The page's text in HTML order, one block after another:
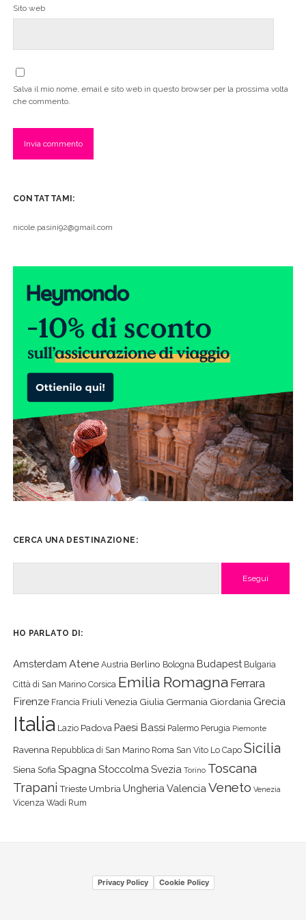
Sito web
Salva il mio nome, email e sito web in questo browser per la prossima volta
che commento.
CONTATTAMI:
nicole.pasini92@gmail.com
CERCA UNA DESTINAZIONE:
HO PARLATO DI:
Amsterdam Atene Austria Berlino Bologna Budapest Bulgaria
Città di San Marino Corsica Emilia Romagna Ferrara
Firenze Francia Friuli Venezia Giulia Germania Giordania Grecia
Italia Lazio Padova Paesi Bassi Palermo Perugia Piemonte
Ravenna Repubblica di San Marino Roma San Vito Lo Capo Sicilia
Siena Sofia Spagna Stoccolma Svezia Torino Toscana
Trapani Trieste Umbria Ungheria Valencia Veneto Venezia
Vicenza Wadi Rum
Privacy Policy Cookie Policy